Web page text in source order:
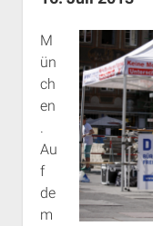
M
ün
ch
en
Au
f
de
m